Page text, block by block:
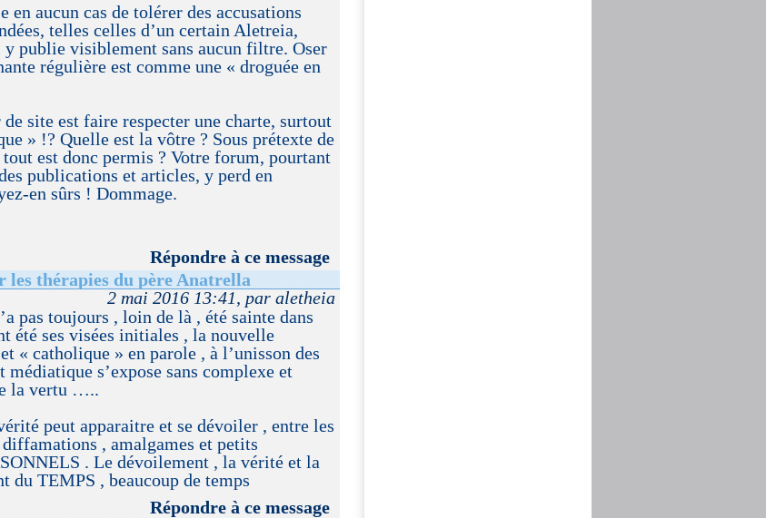
aucun cas de tolérer des accusations
telles celles d’un certain Aletreia,
publie visiblement sans aucun filtre. Oser
régulière est comme une « droguée en
site est faire respecter une charte, surtout
» !? Quelle est la vôtre ? Sous prétexte de
est donc permis ? Votre forum, pourtant
publications et articles, y perd en
en sûrs ! Dommage.
Répondre à ce message
les thérapies du père Anatrella
2 mai 2016 13:41, par aletheia
pas toujours , loin de là , été sainte dans
été ses visées initiales , la nouvelle
« catholique » en parole , à l’unisson des
s’expose sans complexe et
la vertu …..
peut apparaitre et se dévoiler , entre les
, amalgames et petits
. Le dévoilement , la vérité et la
du TEMPS , beaucoup de temps
Répondre à ce message